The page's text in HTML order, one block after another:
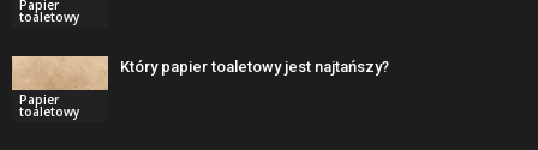
Papier
toaletowy
Papier
toaletowy
Który papier toaletowy jest najtańszy?